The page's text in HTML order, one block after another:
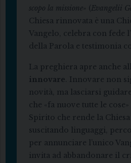
scopo la missione» (Evangelii
Chiesa rinnovata è una
Vangelo, celebra con fede
della Parola e testimonia
La preghiera apre anche
innovare . Innovare non
novità, ma lasciarsi
che «fa nuove tutte le
Spirito che rende la
suscitando linguaggi,
per annunciare l’unico
invita ad abbandonare il